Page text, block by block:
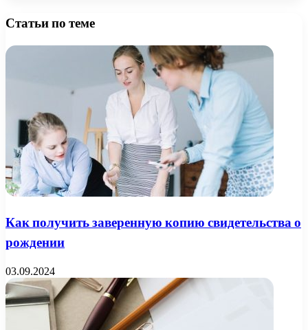
Статьи по теме
Как получить заверенную копию свидетельства о
рождении
03.09.2024